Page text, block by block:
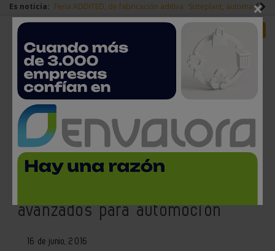
Es noticia: Feria ADDITED, de fabricación aditiva Sisteplant,
Redes Sociales Login empresas
IK4-Cidetec y Aimplas
presentan las últimas
avanzados para automoción
16 de junio, 2016
×